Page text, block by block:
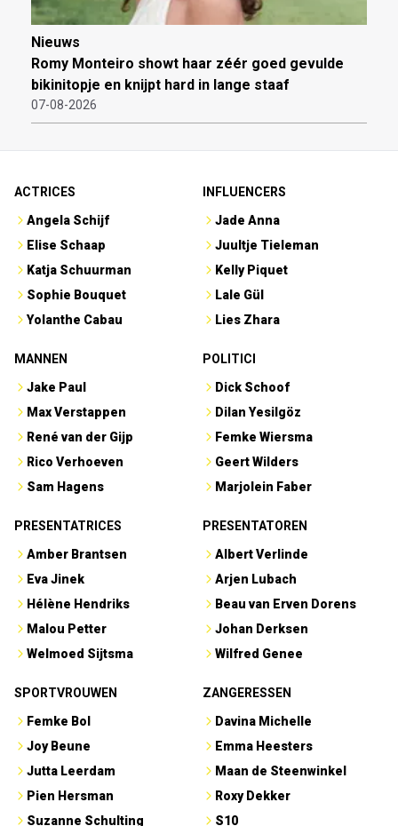
Nieuws
Romy Monteiro showt haar zéér goed gevulde
bikinitopje en knijpt hard in lange staaf
07-08-2026
ACTRICES
Angela Schijf
Elise Schaap
Katja Schuurman
Sophie Bouquet
Yolanthe Cabau
INFLUENCERS
Jade Anna
Juultje Tieleman
Kelly Piquet
Lale Gül
Lies Zhara
MANNEN
Jake Paul
Max Verstappen
René van der Gijp
Rico Verhoeven
Sam Hagens
POLITICI
Dick Schoof
Dilan Yesilgöz
Femke Wiersma
Geert Wilders
Marjolein Faber
PRESENTATRICES
Amber Brantsen
Eva Jinek
Hélène Hendriks
Malou Petter
Welmoed Sijtsma
PRESENTATOREN
Albert Verlinde
Arjen Lubach
Beau van Erven Dorens
Johan Derksen
Wilfred Genee
SPORTVROUWEN
Femke Bol
Joy Beune
Jutta Leerdam
Pien Hersman
Suzanne Schulting
ZANGERESSEN
Davina Michelle
Emma Heesters
Maan de Steenwinkel
Roxy Dekker
S10